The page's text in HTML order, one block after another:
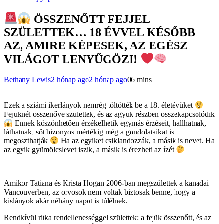
ÖSSZENŐTT FEJJEL
SZÜLETTEK… 18 ÉVVEL KÉSŐBB
AZ, AMIRE KÉPESEK, AZ EGÉSZ
VILÁGOT LENYŰGÖZI!
Bethany Lewis2 hónap ago2 hónap ago06 mins
Ezek a sziámi ikerlányok nemrég töltötték be a 18. életévüket
Fejüknél összenőve születtek, és az agyuk részben összekapcsolódik
Ennek köszönhetően érzékelhetik egymás érzéseit, hallhatnak,
láthatnak, sőt bizonyos mértékig még a gondolataikat is
megoszthatják
Ha az egyiket csiklandozzák, a másik is nevet. Ha
az egyik gyümölcslevet iszik, a másik is érezheti az ízét
Amikor Tatiana és Krista Hogan 2006-ban megszülettek a kanadai
Vancouverben, az orvosok nem voltak biztosak benne, hogy a
kislányok akár néhány napot is túlélnek.
Rendkívül ritka rendellenességgel születtek: a fejük összenőtt, és az